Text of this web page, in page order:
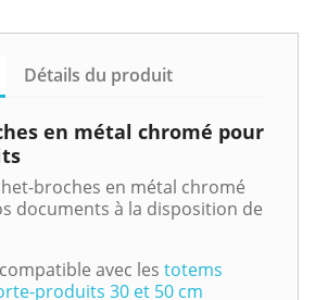
Détails du produit
en métal chromé pour
broches en métal chromé
documents à la disposition de
avec les totems
produits 30 et 50 cm